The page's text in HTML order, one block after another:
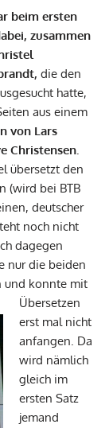
beim ersten
zusammen
die den
hatte,
aus einem
von Lars
Christensen.
übersetzt den
(wird bei BTB
deutscher
noch nicht
dagegen
nur die beiden
und konnte mit
Übersetzen
erst mal nicht
anfangen. Da
wird nämlich
gleich im
ersten Satz
jemand